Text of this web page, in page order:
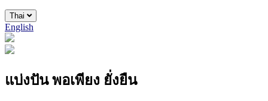
Thai
English
แบ่งปัน พอเพียง ยั่งยืน